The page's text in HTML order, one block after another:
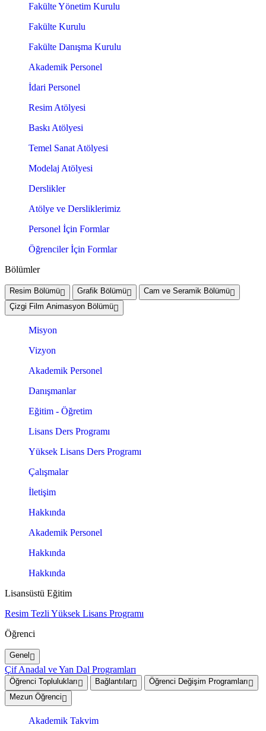
Fakülte Yönetim Kurulu
Fakülte Kurulu
Fakülte Danışma Kurulu
Akademik Personel
İdari Personel
Resim Atölyesi
Baskı Atölyesi
Temel Sanat Atölyesi
Modelaj Atölyesi
Derslikler
Atölye ve Dersliklerimiz
Personel İçin Formlar
Öğrenciler İçin Formlar
Bölümler
Resim Bölümü Grafik Bölümü
Cam ve Seramik Bölümü
Çizgi Film Animasyon Bölümü
Misyon
Vizyon
Akademik Personel
Danışmanlar
Eğitim - Öğretim
Lisans Ders Programı
Yüksek Lisans Ders Programı
Çalışmalar
İletişim
Hakkında
Akademik Personel
Hakkında
Hakkında
Lisansüstü Eğitim
Resim Tezli Yüksek Lisans Programı
Öğrenci
Genel
Çif Anadal ve Yan Dal Programları
Öğrenci Toplulukları Bağlantılar
Öğrenci Değişim Programları
Mezun Öğrenci
Akademik Takvim